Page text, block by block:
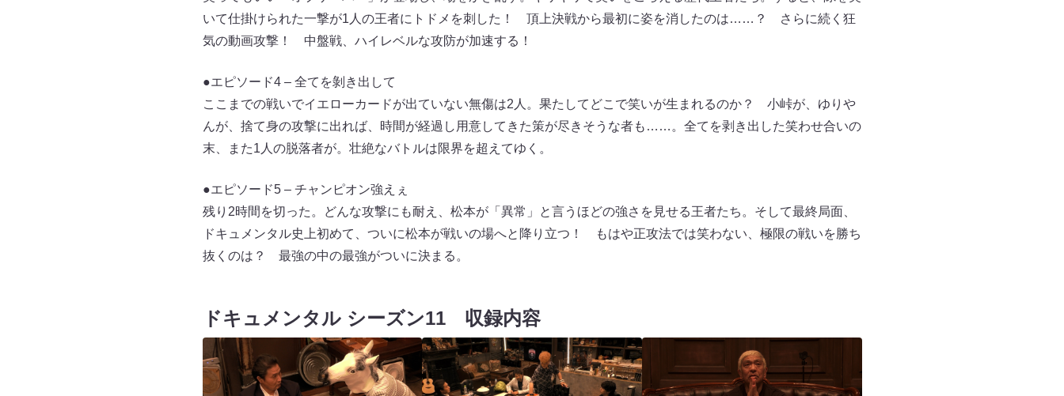
いて仕掛けられた一撃が1人の王者にトドメを刺した！ 頂上決戦から最初に姿を消したのは……？ さらに続く狂
気の動画攻撃！ 中盤戦、ハイレベルな攻防が加速する！
●エピソード4 – 全てを剝き出して
ここまでの戦いでイエローカードが出ていない無傷は2人。果たしてどこで笑いが生まれるのか？ 小峠が、ゆりや
んが、捨て身の攻撃に出れば、時間が経過し用意してきた策が尽きそうな者も……。全てを剥き出した笑わせ合いの
末、また1人の脱落者が。壮絶なバトルは限界を超えてゆく。
●エピソード5 – チャンピオン強えぇ
残り2時間を切った。どんな攻撃にも耐え、松本が「異常」と言うほどの強さを見せる王者たち。そして最終局面、
ドキュメンタル史上初めて、ついに松本が戦いの場へと降り立つ！ もはや正攻法では笑わない、極限の戦いを勝ち
抜くのは？ 最強の中の最強がついに決まる。
ドキュメンタル シーズン11 収録内容